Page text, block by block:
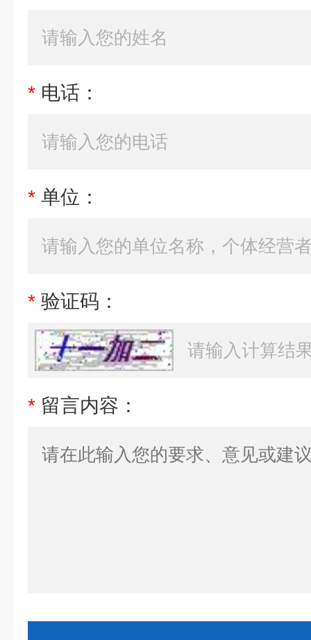
* 电话：
* 单位：
* 验证码：
* 留言内容：